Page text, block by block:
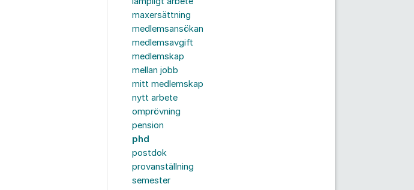
maxersättning
medlemsansökan
medlemsavgift
medlemskap
mellan jobb
mitt medlemskap
nytt arbete
omprövning
pension
phd
postdok
provanställning
semester